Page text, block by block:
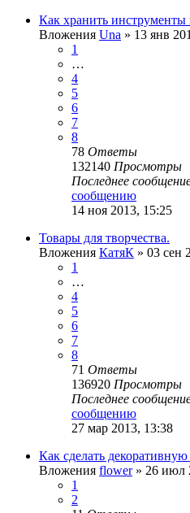
Как хранить инструменты
Вложения Una » 13 янв
1
…
4
5
6
7
8
78 Ответы
132140 Просмотры
Последнее
сообщению
14 ноя 2013, 15:25
Товары для творчества.
Вложения КатяК » 03 сен
1
…
4
5
6
7
8
71 Ответы
136920 Просмотры
Последнее
сообщению
27 мар 2013, 13:38
Как сделать
Вложения flower» 26 июл
1
2